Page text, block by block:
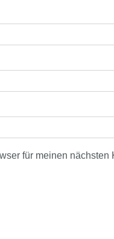
für meinen nächsten